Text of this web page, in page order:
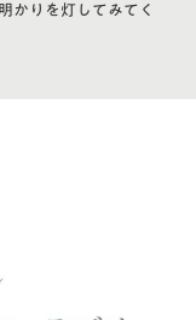
かりを灯してみてく